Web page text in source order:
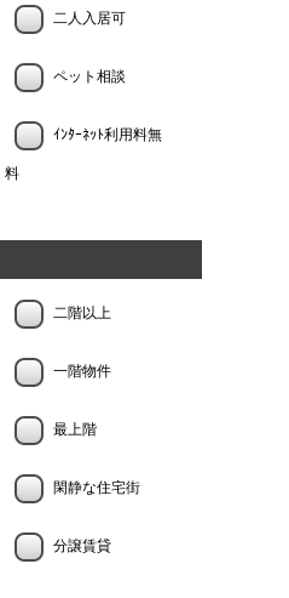
二人入居可
ペット相談
ｲﾝﾀｰﾈｯﾄ利用料無
料
二階以上
一階物件
最上階
閑静な住宅街
分譲賃貸